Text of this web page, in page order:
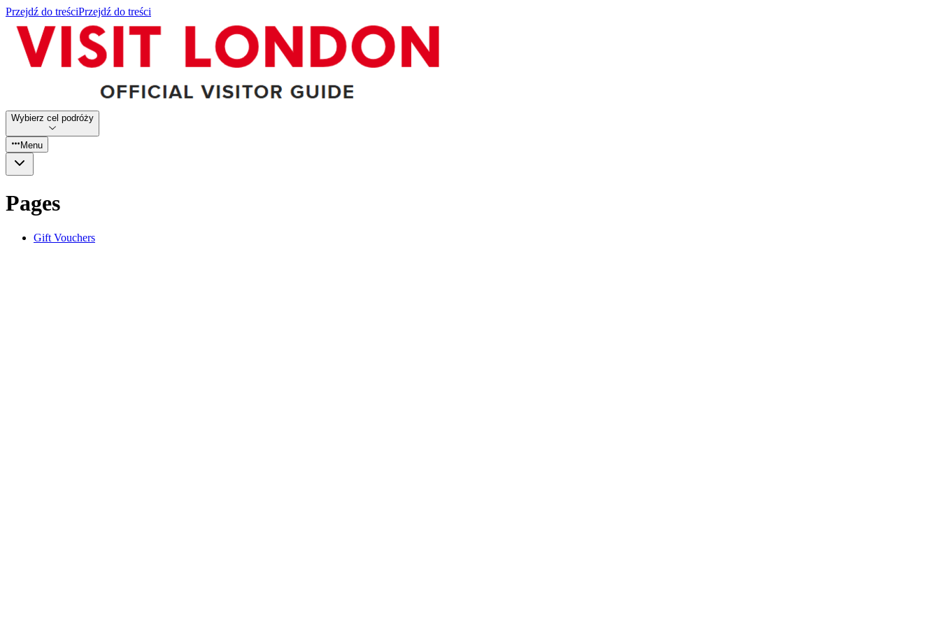
Przejdź do treściPrzejdź do treści
Wybierz cel podróży
Menu
Pages
Gift Vouchers